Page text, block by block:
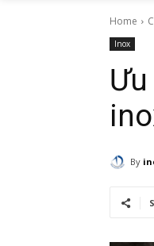
Home
Inox
By